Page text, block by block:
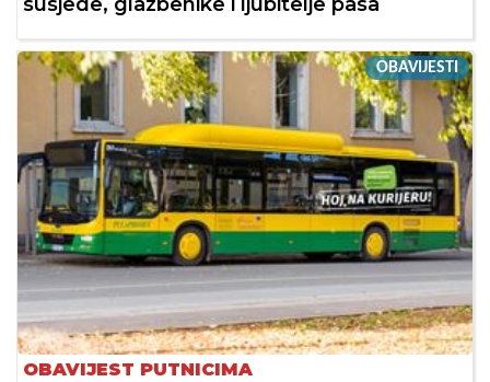
OBAVIJESTI
OBAVIJEST PUTNICIMA